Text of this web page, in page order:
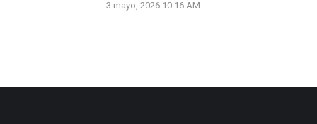
3 mayo, 2026 10:16 AM